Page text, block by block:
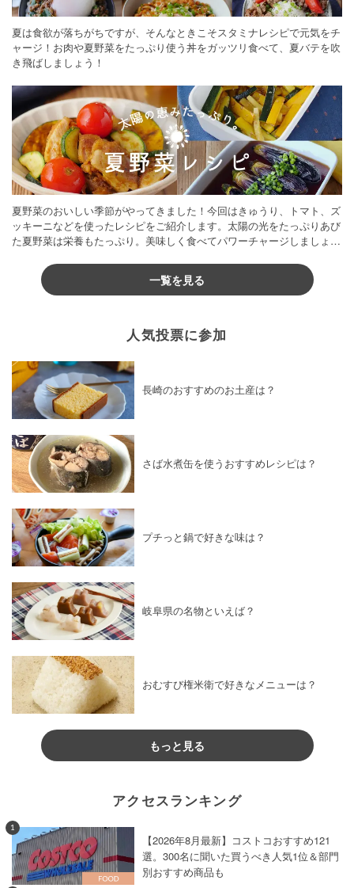
夏は食欲が落ちがちですが、そんなときこそスタミナレシピで元気をチ
ャージ！お肉や夏野菜をたっぷり使う丼をガッツリ食べて、夏バテを吹
き飛ばしましょう！
夏野菜のおいしい季節がやってきました！今回はきゅうり、トマト、ズ
ッキーニなどを使ったレシピをご紹介します。太陽の光をたっぷりあび
た夏野菜は栄養もたっぷり。美味しく食べてパワーチャージしましょう
一覧を見る
人気投票に参加
長崎のおすすめのお土産は？
さば水煮缶を使うおすすめレシピは？
プチっと鍋で好きな味は？
岐阜県の名物といえば？
おむすび権米衛で好きなメニューは？
もっと見る
アクセスランキング
1
【2026年8月最新】コストコおすすめ121
選。300名に聞いた買うべき人気1位＆部門
別おすすめ商品も